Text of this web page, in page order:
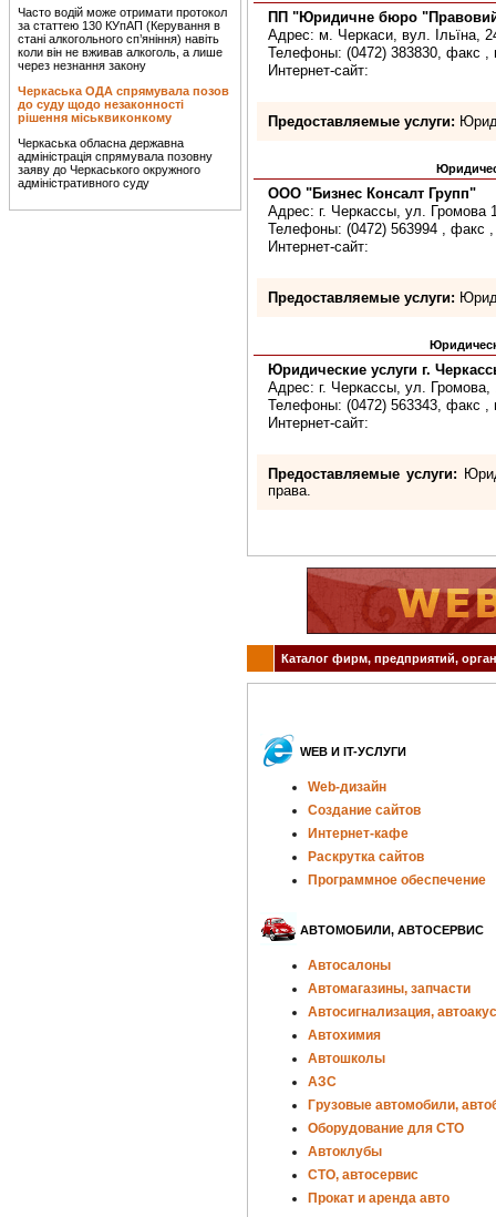
Часто водій може отримати протокол
за статтею 130 КУпАП (Керування в
стані алкогольного сп’яніння) навіть
коли він не вживав алкоголь, а лише
через незнання закону
Черкаська ОДА спрямувала позов
до суду щодо незаконності
рішення міськвиконкому
Черкаська обласна державна
адміністрація спрямувала позовну
заяву до Черкаського окружного
адміністративного суду
ПП "Юридичне бюро "Правовий
Адрес: м. Черкаси, вул. Ільїна,
Телефоны: (0472) 383830, факс ,
Интернет-сайт:
Предоставляемые услуги:
ООО "Бизнес Консалт Групп"
Адрес: г. Черкассы, ул. Громова
Телефоны: (0472) 563994 , факс
Интернет-сайт:
Предоставляемые услуги:
Юридические услуги г.
Адрес: г. Черкассы, ул.
Телефоны: (0472) 563343, факс ,
Интернет-сайт:
Предоставляемые услуги:
права.
Каталог фирм, предприятий,
WEB И IT-УСЛУГИ
Web-дизайн
Создание сайтов
Интернет-кафе
Раскрутка сайтов
Программное обеспечение
АВТОМОБИЛИ, АВТОСЕРВИС
Автосалоны
Автомагазины, запчасти
Автосигнализация,
Автохимия
Автошколы
АЗС
Грузовые автомобили,
Оборудование для СТО
Автоклубы
СТО, автосервис
Прокат и аренда авто